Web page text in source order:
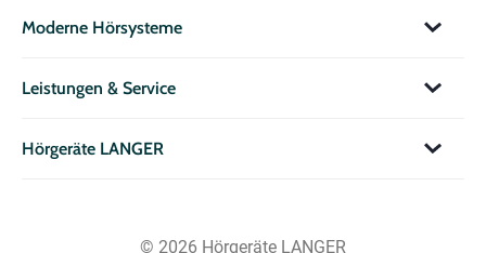
Moderne Hörsysteme
Leistungen & Service
Hörgeräte LANGER
© 2026 Hörgeräte LANGER